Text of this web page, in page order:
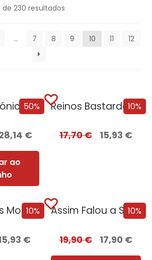
de 230 resultados
… 7 8 9 10 11 12
50%
Pack As Crónicas da Companhia Negra
€
ao
10%
Reinos Bastardos [Edição Autografada]
17,70€ 15,93 €
10%
O Deus das Moscas Tem Fome [Edição Autografada]
€
10%
Assim Falou a Serpente [Edição Autografada]
19,90€ 17,90 €